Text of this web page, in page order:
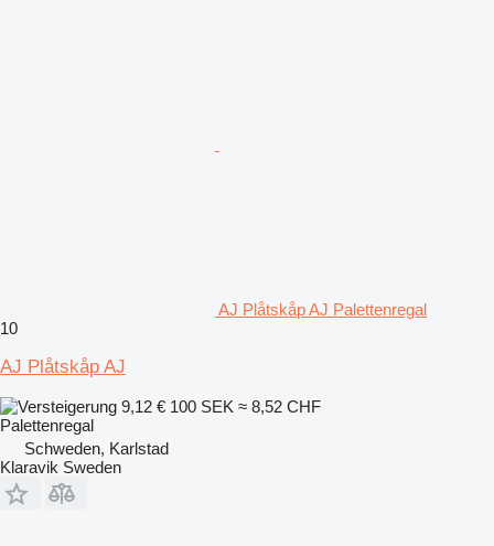
AJ Plåtskåp AJ Palettenregal
10
AJ Plåtskåp AJ
9,12 € 100 SEK ≈ 8,52 CHF
Palettenregal
Schweden, Karlstad
Klaravik Sweden